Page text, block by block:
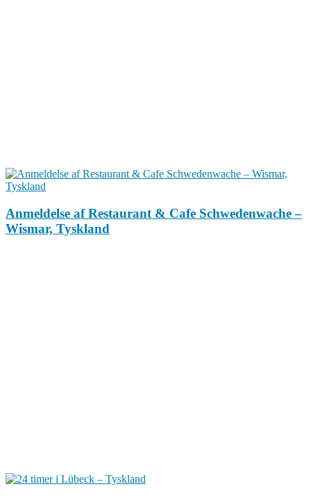
Anmeldelse af Restaurant & Cafe Schwedenwache –
Wismar, Tyskland